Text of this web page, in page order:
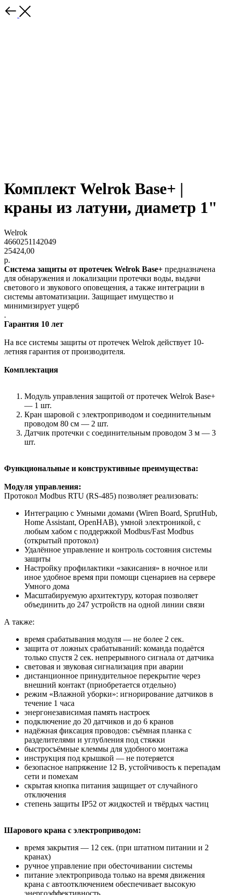
Комплект Welrok Base+ |
краны из латуни, диаметр 1"
Welrok
4660251142049
25424,00
р.
Система защиты от протечек Welrok Base+ предназначена
для обнаружения и локализации протечки воды, выдачи
светового и звукового оповещения, а также интеграции в
системы автоматизации. Защищает имущество и
минимизирует ущерб
.
Гарантия 10 лет
На все системы защиты от протечек Welrok действует 10-
летняя гарантия от производителя.
Комплектация
Модуль управления защитой от протечек Welrok Base+
— 1 шт.
Кран шаровой с электроприводом и соединительным
проводом 80 см — 2 шт.
Датчик протечки с соединительным проводом 3 м — 3
шт.
Функциональные и конструктивные преимущества:
Модуля управления:
Протокол Modbus RTU (RS-485) позволяет реализовать:
Интеграцию с Умными домами (Wiren Board, SprutHub,
Home Assistant, OpenHAB), умной электроникой, с
любым хабом с поддержкой Modbus/Fast Modbus
(открытый протокол)
Удалённое управление и контроль состояния системы
защиты
Настройку профилактики «закисания» в ночное или
иное удобное время при помощи сценариев на сервере
Умного дома
Масштабируемую архитектуру, которая позволяет
объединить до 247 устройств на одной линии связи
А также:
время срабатывания модуля — не более 2 сек.
защита от ложных срабатываний: команда подаётся
только спустя 2 сек. непрерывного сигнала от датчика
световая и звуковая сигнализация при аварии
дистанционное принудительное перекрытие через
внешний контакт (приобретается отдельно)
режим «Влажной уборки»: игнорирование датчиков в
течение 1 часа
энергонезависимая память настроек
подключение до 20 датчиков и до 6 кранов
надёжная фиксация проводов: съёмная планка с
разделителями и углубления под стяжки
быстросъёмные клеммы для удобного монтажа
инструкция под крышкой — не потеряется
безопасное напряжение 12 В, устойчивость к перепадам
сети и помехам
скрытая кнопка питания защищает от случайного
отключения
степень защиты IP52 от жидкостей и твёрдых частиц
Шарового крана с электроприводом:
время закрытия — 12 сек. (при штатном питании и 2
кранах)
ручное управление при обесточивании системы
питание электропривода только на время движения
крана с автоотключением обеспечивает высокую
энергоэффективность